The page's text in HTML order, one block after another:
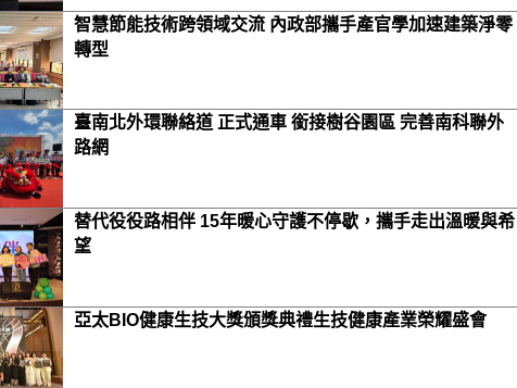
智慧節能技術跨領域交流 內政部攜手產官學加速建築淨零
轉型
臺南北外環聯絡道 正式通車 銜接樹谷園區 完善南科聯外
路網
替代役役路相伴 15年暖心守護不停歇，攜手走出溫暖與希
望
亞太BIO健康生技大獎頒獎典禮生技健康產業榮耀盛會